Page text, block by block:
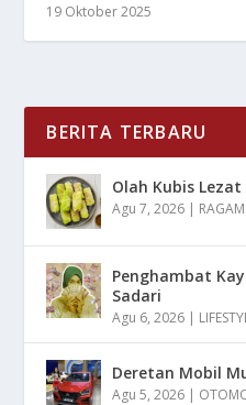
19 Oktober 2025
BERITA TERBARU
Olah Kubis
Agu 7, 2026 | RAGAM
Penghambat
Sadari
Agu 6, 2026 |
Deretan Mobil
Agu 5, 2026 |